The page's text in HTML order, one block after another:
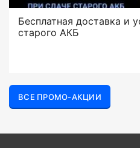
Бесплатная доставка и
старого АКБ
ВСЕ ПРОМО-АКЦИИ